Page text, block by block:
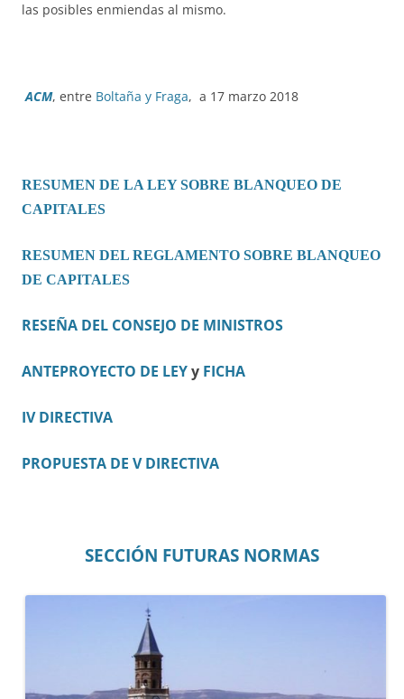
las posibles enmiendas al mismo.
ACM, entre Boltaña y Fraga, a 17 marzo 2018
RESUMEN DE LA LEY SOBRE BLANQUEO DE
CAPITALES
RESUMEN DEL REGLAMENTO SOBRE BLANQUEO
DE CAPITALES
RESEÑA DEL CONSEJO DE MINISTROS
ANTEPROYECTO DE LEYy FICHA
IV DIRECTIVA
PROPUESTA DE V DIRECTIVA
SECCIÓN FUTURAS NORMAS